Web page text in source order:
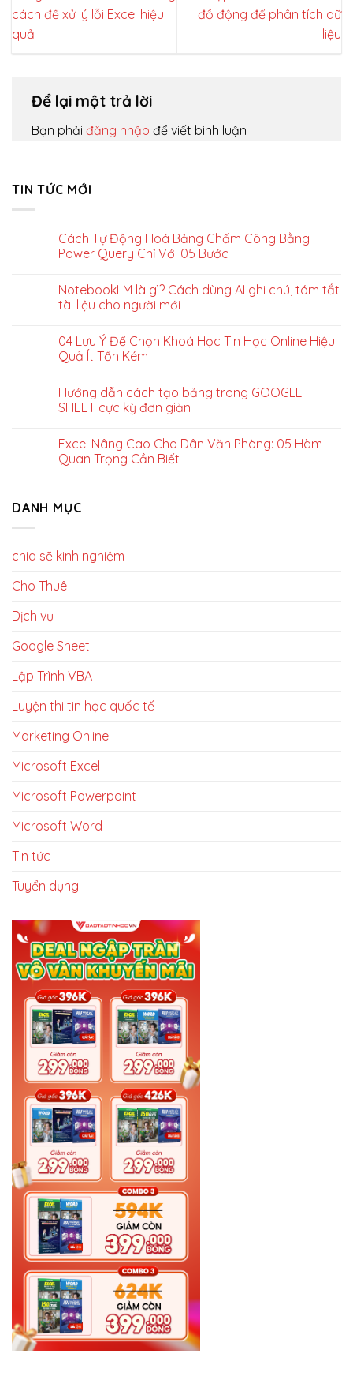
cách để xử lý lỗi Excel hiệu
quả
đồ động để phân tích dữ
liệu
Để lại một trả lời
Bạn phải đăng nhập để viết bình luận .
TIN TỨC MỚI
Cách Tự Động Hoá Bảng Chấm Công Bằng
Power Query Chỉ Với 05 Bước
NotebookLM là gì? Cách dùng AI ghi chú, tóm tắt
tài liệu cho người mới
04 Lưu Ý Để Chọn Khoá Học Tin Học Online Hiệu
Quả Ít Tốn Kém
Hướng dẫn cách tạo bảng trong GOOGLE
SHEET cực kỳ đơn giản
Excel Nâng Cao Cho Dân Văn Phòng: 05 Hàm
Quan Trọng Cần Biết
DANH MỤC
chia sẽ kinh nghiệm
Cho Thuê
Dịch vụ
Google Sheet
Lập Trình VBA
Luyện thi tin học quốc tế
Marketing Online
Microsoft Excel
Microsoft Powerpoint
Microsoft Word
Tin tức
Tuyển dụng